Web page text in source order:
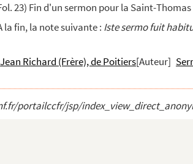
sua Universitati clericoru...
suo Universitati st...
in domo sua Universita...
»
23) Fin d'un sermon pour la Saint-Thomas
la fin, la note suivante : Iste sermo fuit
Jean Richard (Frère), de Poitiers[Auteur]
portailccfr/jsp/